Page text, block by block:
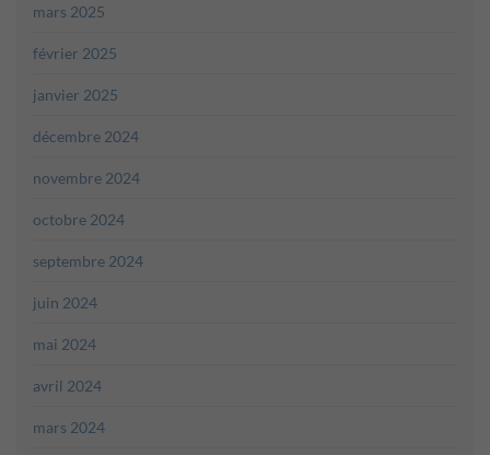
mars 2025
février 2025
janvier 2025
décembre 2024
novembre 2024
octobre 2024
septembre 2024
juin 2024
mai 2024
avril 2024
mars 2024